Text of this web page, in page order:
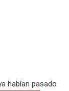
habían pasado